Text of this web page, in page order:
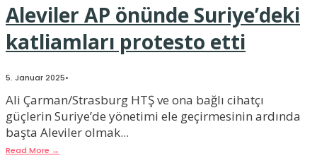
Aleviler AP önünde Suriye’deki
katliamları protesto etti
5. Januar 2025•
Ali Çarman/Strasburg HTŞ ve ona bağlı cihatçı
güçlerin Suriye’de yönetimi ele geçirmesinin ardında
başta Aleviler olmak...
Read More →